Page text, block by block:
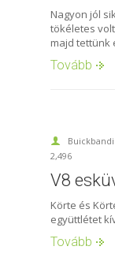
Nagyon jól
tökéletes
majd tettünk
Tovább
Buickbandi
2,496
V8
Körte és
együttlétet
Tovább